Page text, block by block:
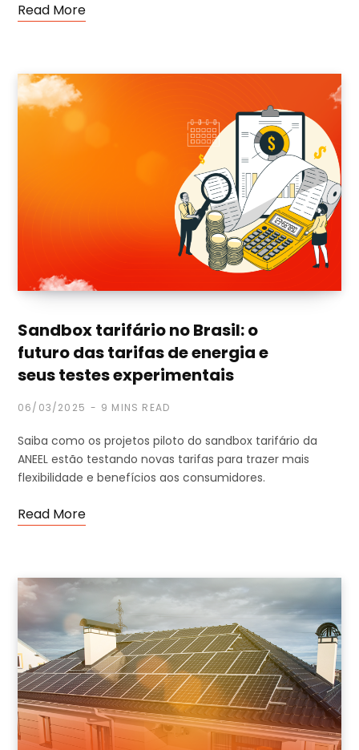
Read More
Sandbox tarifário no Brasil: o
futuro das tarifas de energia e
seus testes experimentais
06/03/2025 9 MINS READ
Saiba como os projetos piloto do sandbox tarifário da
ANEEL estão testando novas tarifas para trazer mais
flexibilidade e benefícios aos consumidores.
Read More